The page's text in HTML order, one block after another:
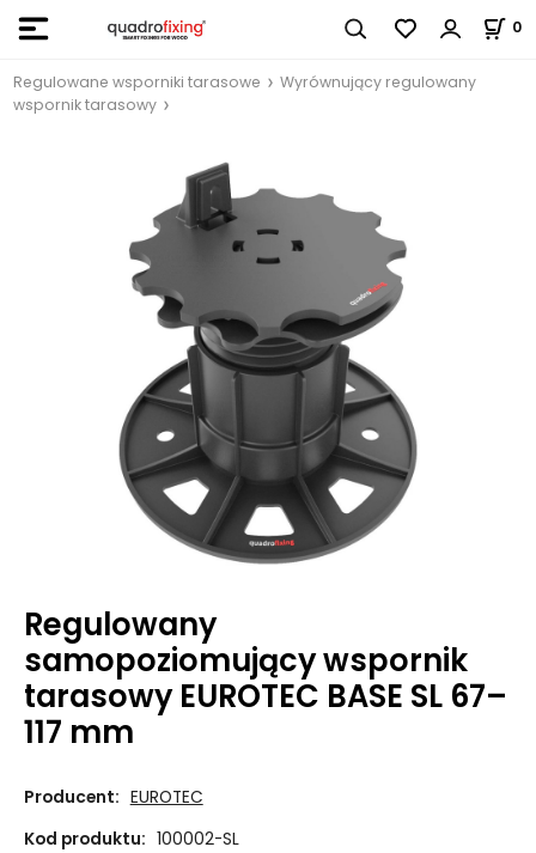
0
Regulowane wsporniki tarasowe
Wyrównujący regulowany
wspornik tarasowy
Regulowany
samopoziomujący wspornik
tarasowy EUROTEC BASE SL 67–
117 mm
Producent: EUROTEC
Kod produktu: 100002-SL